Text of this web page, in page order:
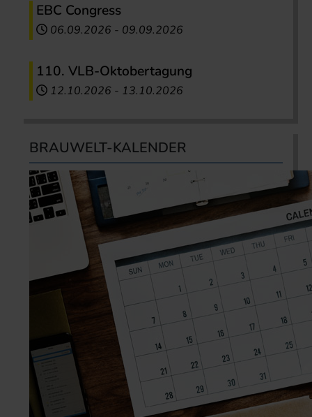
EBC Congress
06.09.2026 - 09.09.2026
110. VLB-Oktobertagung
12.10.2026 - 13.10.2026
BRAUWELT-KALENDER